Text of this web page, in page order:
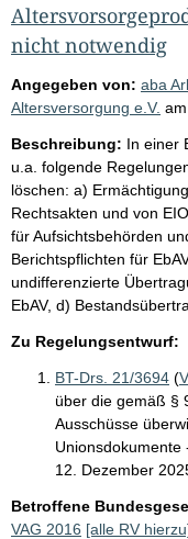
nicht notwendig
Angegeben von: aba
Altersversorgung e.V. am
Beschreibung: In einer
u.a. folgende
löschen: a)
Rechtsakten und von
für Aufsichtsbehörden
Berichtspflichten für
undifferenzierte
EbAV, d)
Zu Regelungsentwurf:
BT-Drs. 21/3694 (
über die gemäß §
Ausschüsse
Unionsdokumente
12. Dezember
Betroffene
VAG 2016 [alle RV